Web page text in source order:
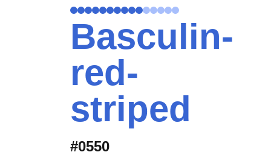
Basculin-
red-
striped
#0550